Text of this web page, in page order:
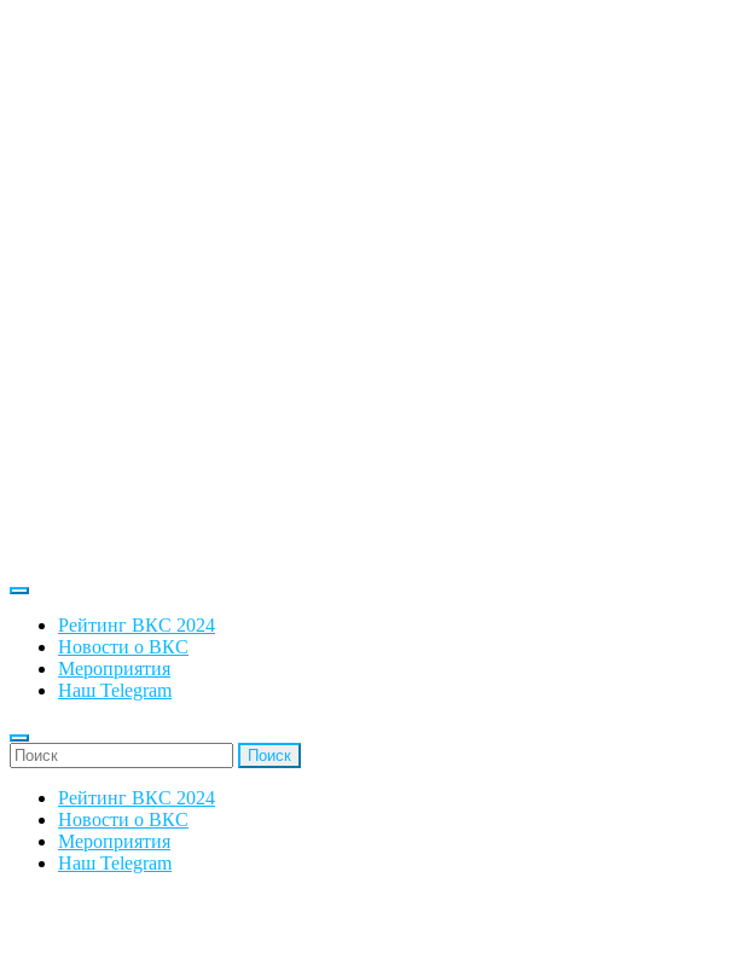
Рейтинг ВКС 2024
Новости о ВКС
Мероприятия
Наш Telegram
'Найти:
Рейтинг ВКС 2024
Новости о ВКС
Мероприятия
Наш Telegram